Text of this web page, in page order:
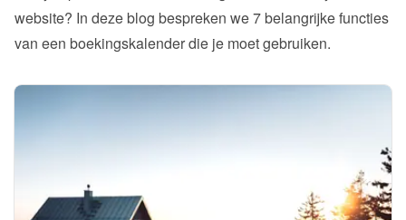
website? In deze blog bespreken we 7 belangrijke functies
van een boekingskalender die je moet gebruiken.